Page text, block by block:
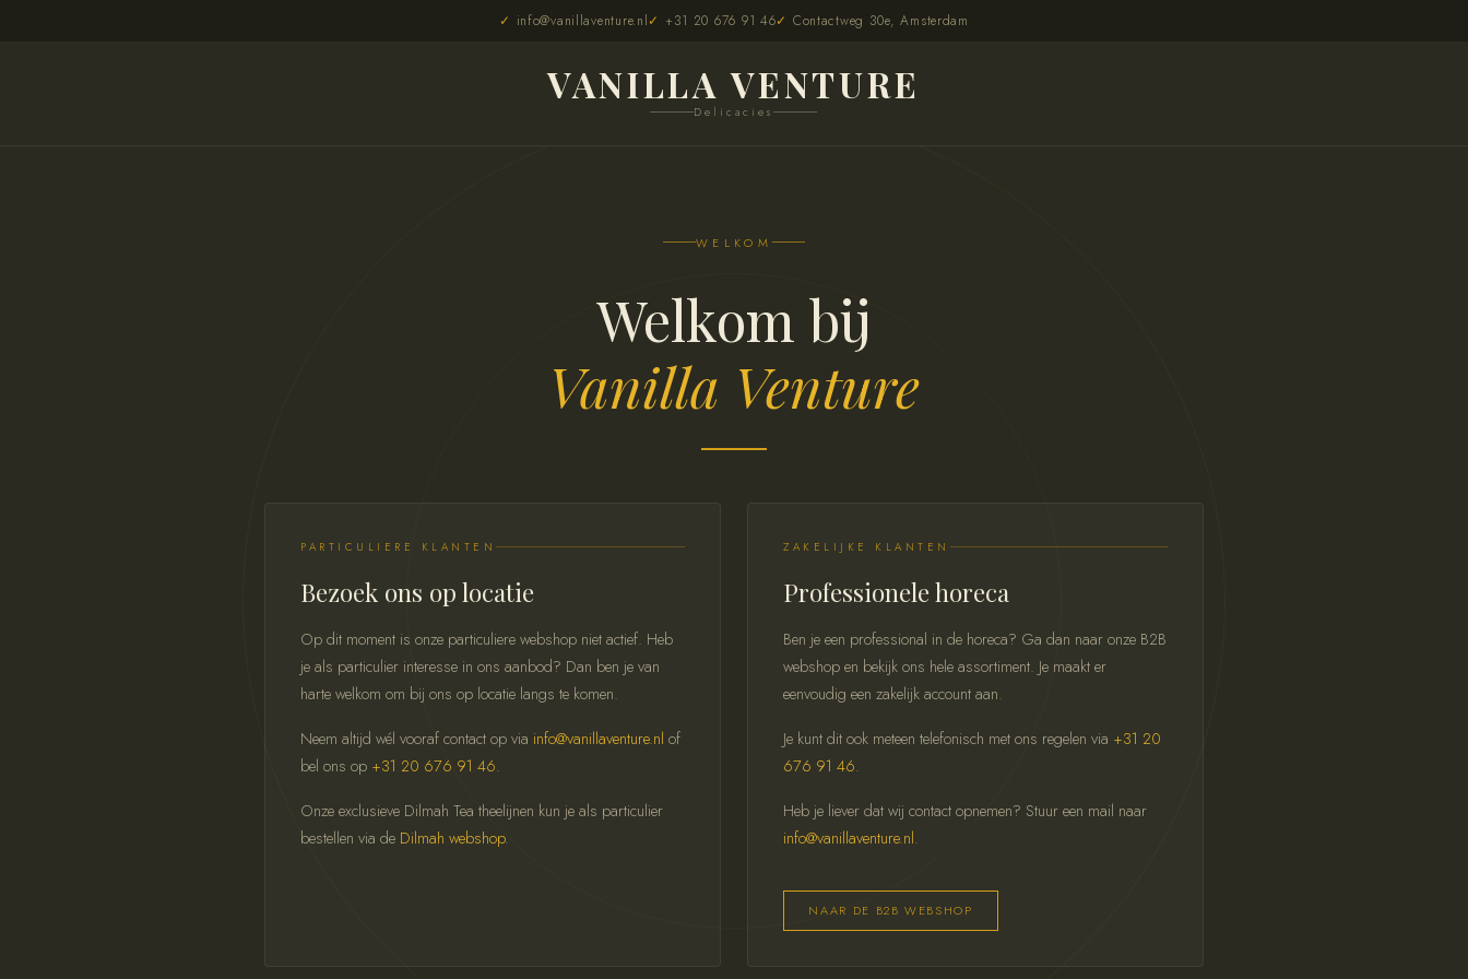
info@vanillaventure.nl +31 20 676 91 46 Contactweg 30e, Amsterdam
VANILLA VENTURE
Delicacies
WELKOM
Welkom bij
Vanilla Venture
PARTICULIERE KLANTEN
Bezoek ons op locatie
Op dit moment is onze particuliere webshop niet actief. Heb
je als particulier interesse in ons aanbod? Dan ben je van
harte welkom om bij ons op locatie langs te komen.
Neem altijd wél vooraf contact op via info@vanillaventure.nl of
bel ons op +31 20 676 91 46.
Onze exclusieve Dilmah Tea theelijnen kun je als particulier
bestellen via de Dilmah webshop.
ZAKELIJKE KLANTEN
Professionele horeca
Ben je een professional in de horeca? Ga dan naar onze B2B
webshop en bekijk ons hele assortiment. Je maakt er
eenvoudig een zakelijk account aan.
Je kunt dit ook meteen telefonisch met ons regelen via +31 20
676 91 46.
Heb je liever dat wij contact opnemen? Stuur een mail naar
info@vanillaventure.nl.
NAAR DE B2B WEBSHOP